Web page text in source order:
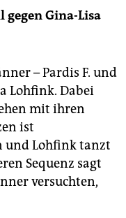
gegen Gina-Lisa
– Pardis F. und
Lohfink. Dabei
mit ihren
ist
und Lohfink tanzt
Sequenz sagt
versuchten,